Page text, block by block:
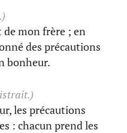
de mon frère ; en
des précautions
bonheur.
les précautions
: chacun prend les